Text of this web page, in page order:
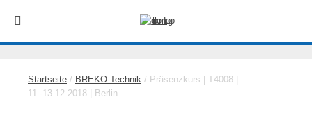
Startseite / BREKO-Technik / Präsenzkurs | T4008 |
11.-13.12.2018 | Berlin